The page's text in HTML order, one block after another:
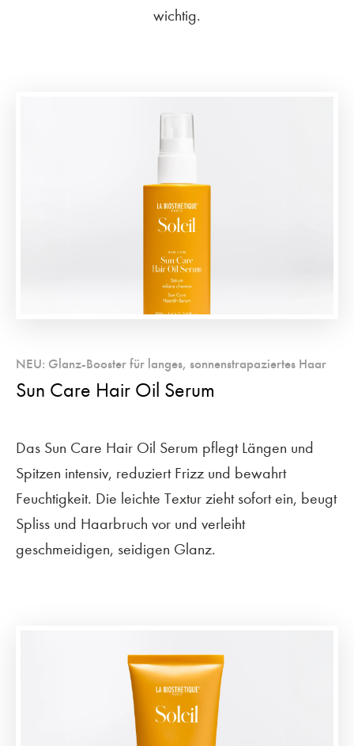
wichtig.
NEU: Glanz-Booster für langes, sonnenstrapaziertes Haar
Sun Care Hair Oil Serum
Das Sun Care Hair Oil Serum pflegt Längen und
Spitzen intensiv, reduziert Frizz und bewahrt
Feuchtigkeit. Die leichte Textur zieht sofort ein, beugt
Spliss und Haarbruch vor und verleiht
geschmeidigen, seidigen Glanz.